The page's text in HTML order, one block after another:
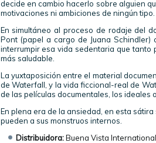
decide en cambio hacerlo sobre alguien
motivaciones ni ambiciones de ningún tipo.
En simultáneo al proceso de rodaje del
Pont (papel a cargo de Juana
interrumpir esa vida sedentaria que tanto
más saludable.
La yuxtaposición entre el material
de Waterfall, y la vida ficcional-real de
de las películas documentales, los ideales
En plena era de la ansiedad, en esta
pueden a sus monstruos internos.
Distribuidora:Buena Vista International